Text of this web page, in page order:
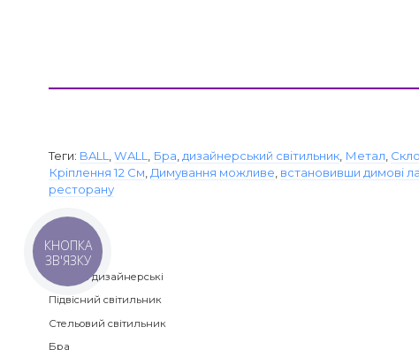
Теги: BALL,WALL, Бра,дизайнерський світильник, Метал, Скло
Кріплення 12 См,Димування можливе, встановивши димові
ресторану
Категорії
Люстри дизайнерські
Підвісний світильник
Стельовий світильник
Бра
КНОПКА
ЗВ'ЯЗКУ